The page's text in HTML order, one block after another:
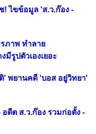
! ไขข้อมูล 'ส.ว.ก๊อง -
ภาพ ทำลาย
มีรูปตัวเองเยอะ
' พยานคดี 'บอส อยู่วิทยา'
อดีต ส.ว.ก๊อง รวมก่อตั้ง -